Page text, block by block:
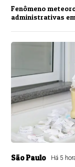
Fenômeno
administrativas
São Paulo Há 5